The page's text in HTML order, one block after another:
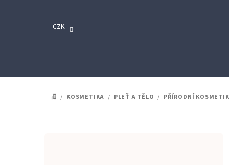
CZK
DOMŮ
/ KOSMETIKA / PLEŤ A TĚLO / PŘÍRODNÍ